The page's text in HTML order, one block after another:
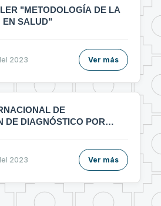
"METODOLOGÍA DE LA
EN SALUD"
2023 Ver más
DE
DE DIAGNÓSTICO POR
2023 Ver más